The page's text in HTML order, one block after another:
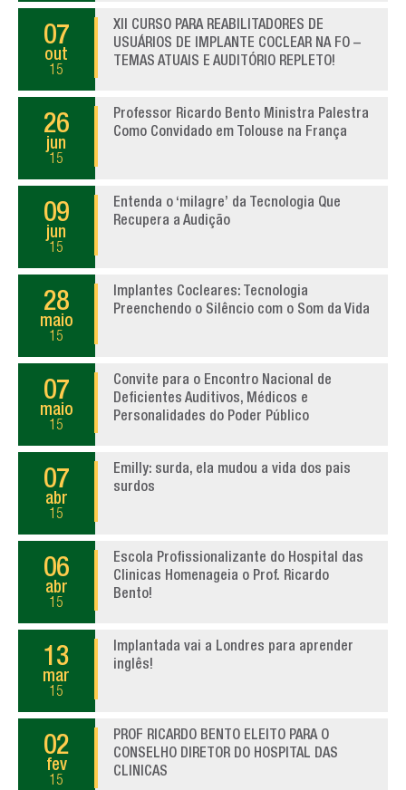
07
out
15
XII CURSO PARA REABILITADORES DE
USUÁRIOS DE IMPLANTE COCLEAR NA FO –
TEMAS ATUAIS E AUDITÓRIO REPLETO!
26
jun
15
Professor Ricardo Bento Ministra Palestra
Como Convidado em Tolouse na França
09
jun
15
Entenda o ‘milagre’ da Tecnologia Que
Recupera a Audição
28
maio
15
Implantes Cocleares: Tecnologia
Preenchendo o Silêncio com o Som da Vida
07
maio
15
Convite para o Encontro Nacional de
Deficientes Auditivos, Médicos e
Personalidades do Poder Público
07
abr
15
Emilly: surda, ela mudou a vida dos pais
surdos
06
abr
15
Escola Profissionalizante do Hospital das
Clinicas Homenageia o Prof. Ricardo
Bento!
13
mar
15
Implantada vai a Londres para aprender
inglês!
02
fev
15
PROF RICARDO BENTO ELEITO PARA O
CONSELHO DIRETOR DO HOSPITAL DAS
CLINICAS